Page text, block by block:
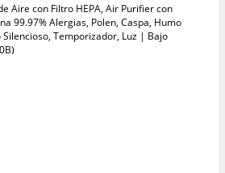
Aire con Filtro HEPA, Air Purifier con
99.97% Alergias, Polen, Caspa, Humo
Temporizador, Luz | Bajo